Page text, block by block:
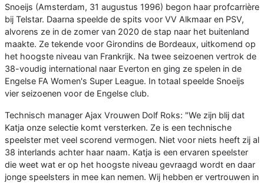
Snoeijs (Amsterdam, 31 augustus 1996) begon haar profcarrière
bij Telstar. Daarna speelde de spits voor VV Alkmaar en PSV,
alvorens ze in de zomer van 2020 de stap naar het buitenland
maakte. Ze tekende voor Girondins de Bordeaux, uitkomend op
het hoogste niveau van Frankrijk. Na twee seizoenen vertrok de
38-voudig international naar Everton en ging ze spelen in de
Engelse FA Women's Super League. In totaal speelde Snoeijs
vier seizoenen voor de Engelse club.
Technisch manager Ajax Vrouwen Dolf Roks: "We zijn blij dat
Katja onze selectie komt versterken. Ze is een technische
speelster met veel scorend vermogen. Niet voor niets heeft zij al
38 interlands achter haar naam. Katja is een ervaren speelster
die weet wat er op het hoogste niveau gevraagd wordt en daar
jonge speelsters in mee kan nemen. Wij hebben er vertrouwen in